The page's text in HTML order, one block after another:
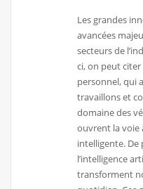
Les grandes
avancées
secteurs de
ci, on peut citer
personnel, qui
travaillons et
domaine des
ouvrent la voie
intelligente. De
l’intelligence
transforment